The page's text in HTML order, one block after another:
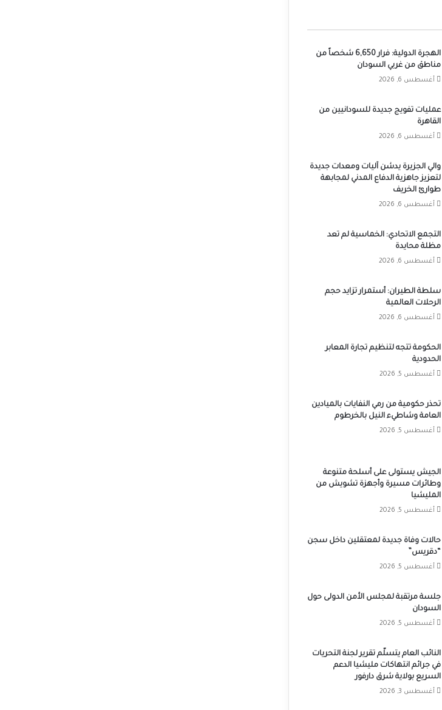
الهجرة الدولية: فرار 6,650 شخصاً من
مناطق من غربي السودان
أغسطس 6, 2026
عمليات تفويج جديدة للسودانيين من
القاهرة
أغسطس 6, 2026
والي الجزيرة يدشن آليات ومعدات جديدة
لتعزيز جاهزية الدفاع المدني لمجابهة
طوارئ الخريف
أغسطس 6, 2026
التجمع الاتحادي: الخماسية لم تعد
مظلة محايدة
أغسطس 6, 2026
سلطة الطيران: أستمرار تزايد حجم
الرحلات العالمية
أغسطس 6, 2026
الحكومة تتجه لتنظيم تجارة المعابر
الحدودية
أغسطس 5, 2026
تحذر حكومية من رمي النفايات بالميادين
العامة وشاطيء النيل بالخرطوم
أغسطس 5, 2026
الجيش يستولى على أسلحة متنوعة
وطائرات مسيرة وأجهزة تشويش من
المليشيا
أغسطس 5, 2026
حالات وفاة جديدة لمعتقلين داخل سجن
“دقريس”
أغسطس 5, 2026
جلسة مرتقبة لمجلس الأمن الدولى حول
السودان
أغسطس 5, 2026
النائب العام يتسلّم تقرير لجنة التحريات
في جرائم انتهاكات مليشيا الدعم
السريع بولاية شرق دارفور
أغسطس 3, 2026